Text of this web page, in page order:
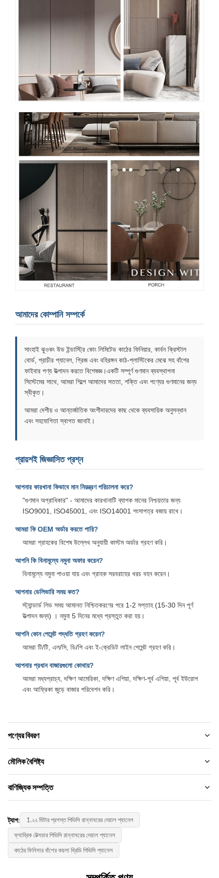
আমাদের কোম্পানি সম্পর্কে
সাংহাই ঝুওকং উড ইন্ডাস্ট্রি কোং লিমিটেড কাঠের ফিনিয়ার, কার্বন ক্রিস্টাল
বোর্ড, প্রাচীর প্যানেল, গ্রিজ এবং বহিরঙ্গন কাঠ-প্লাস্টিকের মেঝে সহ বাঁশের
ফাইবার পণ্য উত্পাদন করতে বিশেষজ্ঞ।একটি সম্পূর্ণ গুণমান ব্যবস্থাপনা
সিস্টেমের সাথে, আমরা শিল্পে আমাদের সততা, শক্তি এবং পণ্যের গুণমানের জন্য
স্বীকৃত।
আমরা দেশীয় ও আন্তর্জাতিক অংশীদারদের কাছ থেকে ব্যবসায়িক অনুসন্ধান
এবং সহযোগিতা স্বাগত জানাই।
প্রায়শই জিজ্ঞাসিত প্রশ্ন
আপনার কারখানা কিভাবে মান নিয়ন্ত্রণ পরিচালনা করে?
"গুণমান অগ্রাধিকার" - আমাদের কারখানাটি ব্যাপক মানের নিশ্চয়তার জন্য
ISO9001, ISO45001, এবং ISO14001 শংসাপত্র বজায় রাখে।
আমরা কি OEM অর্ডার করতে পারি?
আমরা গ্রাহকের বিশেষ উল্লেখ অনুযায়ী কাস্টম অর্ডার গ্রহণ করি।
আপনি কি বিনামূল্যে নমুনা অফার করেন?
বিনামূল্যে নমুনা পাওয়া যায় এবং গ্রাহক সরবরাহের খরচ বহন করেন।
আপনার ডেলিভারি সময় কত?
স্ট্যান্ডার্ড লিড সময় আমানত নিশ্চিতকরণের পরে 1-2 সপ্তাহ (15-30 দিন পূর্ণ
উত্পাদন জন্য) । নমুনা 5 দিনের মধ্যে প্রস্তুত করা হয়।
আপনি কোন পেমেন্ট পদ্ধতি গ্রহণ করেন?
আমরা টি/টি, এল/সি, ডি/পি এবং ই-ক্রেডিট লাইন পেমেন্ট গ্রহণ করি।
আপনার প্রধান বাজারগুলো কোথায়?
আমরা মধ্যপ্রাচ্য, দক্ষিণ আমেরিকা, দক্ষিণ এশিয়া, দক্ষিণ-পূর্ব এশিয়া, পূর্ব ইউরোপ
এবং আফ্রিকা জুড়ে বাজার পরিবেশন করি।
পণ্যের বিবরণ
Material:
Function:
আর্দ্রতা-প্রমাণ, জলরোধী,
Color:
বিভিন্ন এবং কাস্টমাইজড
Style:
মৌলিক বৈশিষ্ট্য
ব্র্যান্ডের নাম:
প্রোডাক্ট মডেল:
1220*2440*5 মিমি/8 মিমি
সনদ:
বাণিজ্যিক সম্পত্তি
আলোচনা
একক দাম:
Negotiate
ট্যাগ:
1.২২ মিটার প্রশস্ত পিভিসি রান্নাঘরের দেয়াল প্যানেল
ফ্যাব্রিক টেক্সচার পিভিসি রান্নাঘরের দেয়াল প্যানেল
কাঠের ফিনিসার বাঁশের কয়লা থ্রিডি পিভিসি প্যানেল